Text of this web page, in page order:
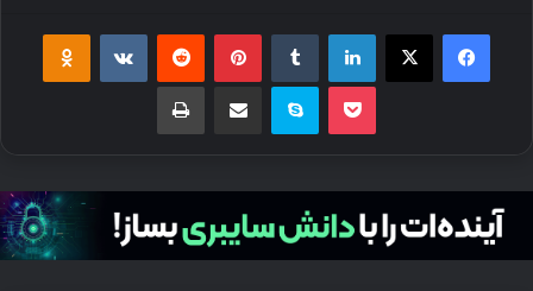
فیسبوک ایکس لینکداین پینتریست
پاکت اسکایپ چاپ